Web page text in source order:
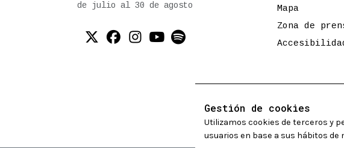
Gestión de cookies
Utilizamos cookies de terceros y
usuarios en base a sus hábitos de
de julio al 30 de agosto
Twitter (X)
Facebook
Instagram
YouTube
Spotify
Mapa
Zona de